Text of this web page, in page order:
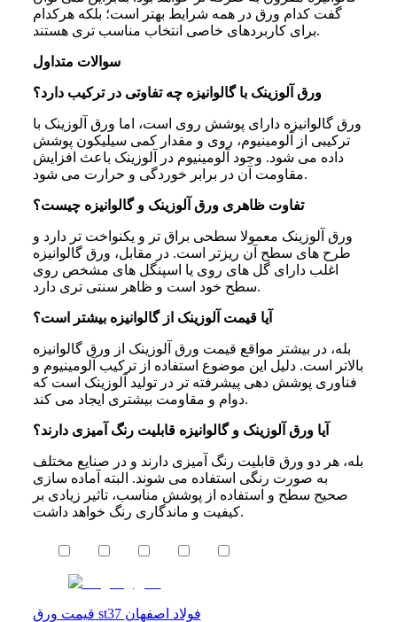
گفت کدام ورق در همه شرایط بهتر است؛ بلکه هرکدام
برای کاربردهای خاصی انتخاب مناسب تری هستند.
سوالات متداول
ورق آلوزینک با گالوانیزه چه تفاوتی در ترکیب دارد؟
ورق گالوانیزه دارای پوشش روی است، اما ورق آلوزینک با
ترکیبی از آلومینیوم، روی و مقدار کمی سیلیکون پوشش
داده می شود. وجود آلومینیوم در آلوزینک باعث افزایش
مقاومت آن در برابر خوردگی و حرارت می شود.
تفاوت ظاهری ورق آلوزینک و گالوانیزه چیست؟
ورق آلوزینک معمولا سطحی براق تر و یکنواخت تر دارد و
طرح های سطح آن ریزتر است. در مقابل، ورق گالوانیزه
اغلب دارای گل های روی یا اسپنگل های مشخص روی
سطح خود است و ظاهر سنتی تری دارد.
آیا قیمت آلوزینک از گالوانیزه بیشتر است؟
بله، در بیشتر مواقع قیمت ورق آلوزینک از ورق گالوانیزه
بالاتر است. دلیل این موضوع استفاده از ترکیب آلومینیوم و
فناوری پوشش دهی پیشرفته تر در تولید آلوزینک است که
دوام و مقاومت بیشتری ایجاد می کند.
آیا ورق آلوزینک و گالوانیزه قابلیت رنگ آمیزی دارند؟
بله، هر دو ورق قابلیت رنگ آمیزی دارند و در صنایع مختلف
به صورت رنگی استفاده می شوند. البته آماده سازی
صحیح سطح و استفاده از پوشش مناسب، تاثیر زیادی بر
کیفیت و ماندگاری رنگ خواهد داشت.
قیمت ورق st37 فولاد اصفهان